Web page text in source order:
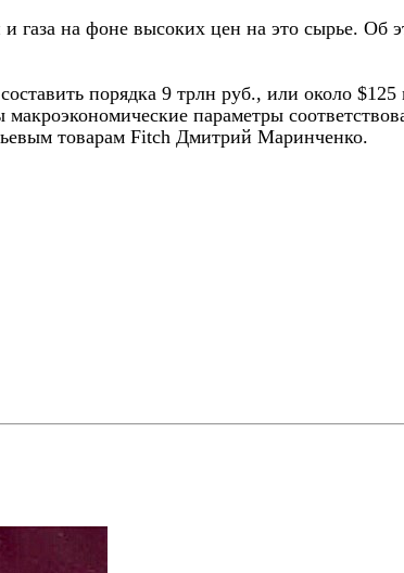
газа на фоне высоких цен на это сырье. Об
порядка 9 трлн руб., или около
параметры
товарам Fitch Дмитрий Маринченко.